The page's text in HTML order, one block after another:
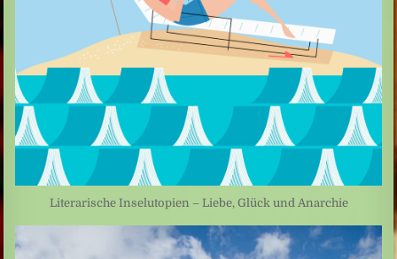
Literarische Inselutopien – Liebe, Glück und Anarchie